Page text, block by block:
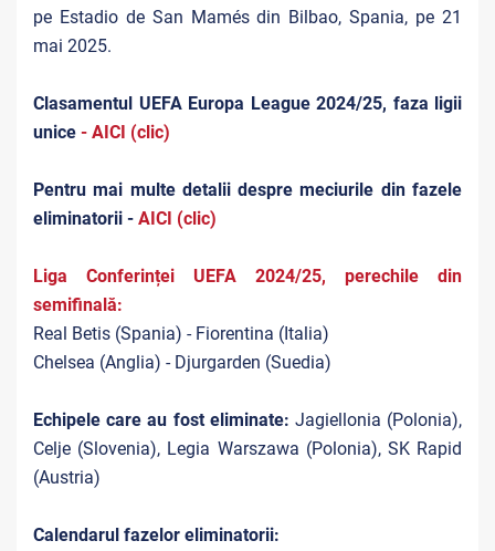
pe Estadio de San Mamés din Bilbao, Spania, pe 21
mai 2025.
Clasamentul UEFA Europa League 2024/25, faza ligii
unice - AICI (clic)
Pentru mai multe detalii despre meciurile din fazele
eliminatorii - AICI (clic)
Liga Conferinței UEFA 2024/25, perechile din
semifinală:
Real Betis (Spania) - Fiorentina (Italia)
Chelsea (Anglia) - Djurgarden (Suedia)
Echipele care au fost eliminate: Jagiellonia (Polonia),
Celje (Slovenia), Legia Warszawa (Polonia), SK Rapid
(Austria)
Calendarul fazelor eliminatorii: